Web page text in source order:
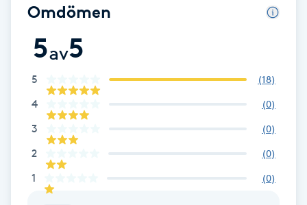
Frisör
Funktionsanalys
Färgning
Omdömen
5av5
5 (18)
4 (0)
3 (0)
2 (0)
1 (0)